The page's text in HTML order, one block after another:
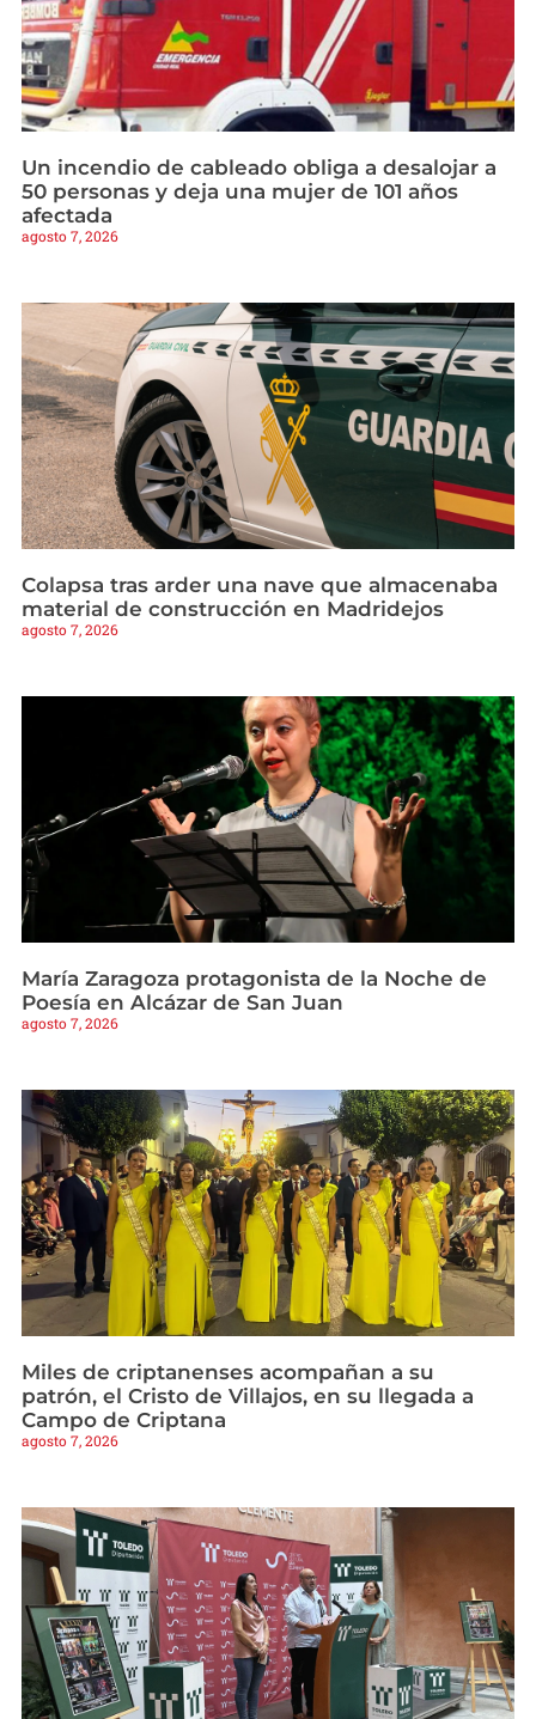
Un incendio de cableado obliga a desalojar a
50 personas y deja una mujer de 101 años
afectada
agosto 7, 2026
Colapsa tras arder una nave que almacenaba
material de construcción en Madridejos
agosto 7, 2026
María Zaragoza protagonista de la Noche de
Poesía en Alcázar de San Juan
agosto 7, 2026
Miles de criptanenses acompañan a su
patrón, el Cristo de Villajos, en su llegada a
Campo de Criptana
agosto 7, 2026